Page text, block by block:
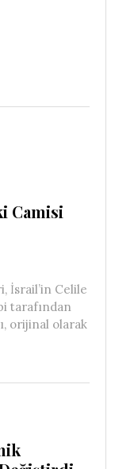
Camisi
İsrail’in Celile
tarafından
orijinal olarak